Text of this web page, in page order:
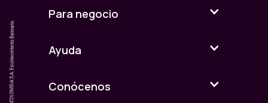
Para negocio
Ayuda
Conócenos